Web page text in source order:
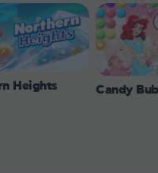
Heights Candy